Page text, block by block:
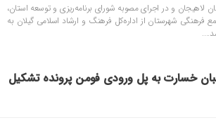
لاهیجان و در اجرای مصوبه شورای برنامه‌ریزی و توسعه استان،
فرهنگی شهرستان از اداره‌کل فرهنگ و ارشاد اسلامی گیلان به
خسارت به پل ورودی فومن پرونده تشکیل